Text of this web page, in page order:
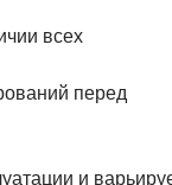
всех
перед
и